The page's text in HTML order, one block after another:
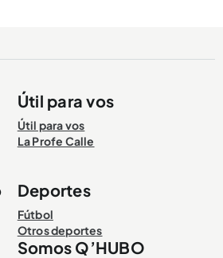
Compartir Noticia
Útil para vos
Útil para vos
La Profe Calle
Deportes
Fútbol
Otros deportes
Somos Q’HUBO